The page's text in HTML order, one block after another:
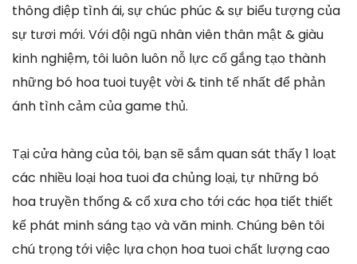
thông điệp tình ái, sự chúc phúc & sự biểu tượng của
sự tươi mới. Với đội ngũ nhân viên thân mật & giàu
kinh nghiệm, tôi luôn luôn nỗ lực cố gắng tạo thành
những bó hoa tuoi tuyệt vời & tinh tế nhất để phản
ánh tình cảm của game thủ.
Tại cửa hàng của tôi, bạn sẽ sắm quan sát thấy 1 loạt
các nhiều loại hoa tuoi đa chủng loại, tự những bó
hoa truyền thống & cổ xưa cho tới các họa tiết thiết
kế phát minh sáng tạo và văn minh. Chúng bên tôi
chú trọng tới việc lựa chọn hoa tuoi chất lượng cao